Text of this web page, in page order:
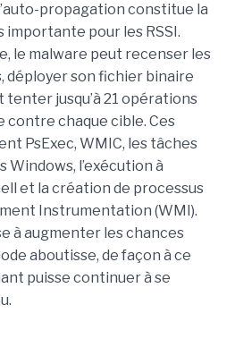
propagation constitue la
pour les RSSI.
le malware peut recenser les
déployer son fichier binaire
tenter jusqu’à 21 opérations
contre chaque cible. Ces
PsExec, WMIC, les tâches
Windows, l’exécution à
et la création de processus
Instrumentation (WMI).
à augmenter les chances
aboutisse, de façon à ce
puisse continuer à se